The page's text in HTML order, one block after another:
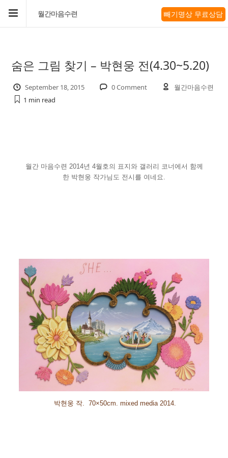
월간마음수련 빼기명상 무료상담
숨은 그림 찾기 – 박현웅 전(4.30~5.20)
September 18, 2015 0 Comment
월간마음수련
1 min read
월간 마음수련 2014년 4월호의 표지와 갤러리 코너에서 함께
한 박현웅 작가님도 전시를 여네요.
박현웅 작 70×50cm. mixed media 2014.